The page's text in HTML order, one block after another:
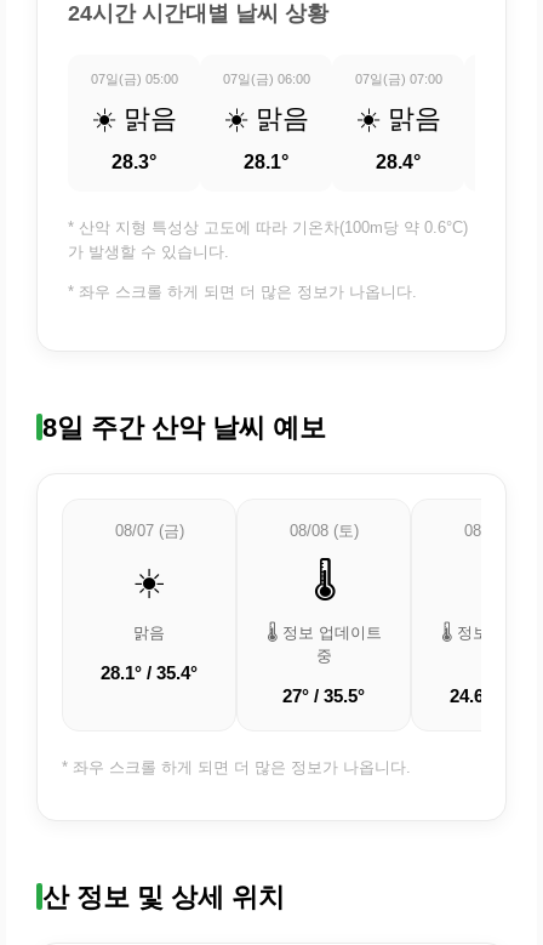
24시간 시간대별 날씨 상황
07일(금) 05:00
☀️ 맑음
28.3°
07일(금) 06:00
☀️ 맑음
28.1°
07일(금) 07:00
☀️ 맑음
28.4°
* 산악 지형 특성상 고도에 따라 기온차(100m당 약 0.6°C)
가 발생할 수 있습니다.
* 좌우 스크롤 하게 되면 더 많은 정보가 나옵니다.
8일 주간 산악 날씨 예보
08/07 (금)
☀️
맑음
28.1° / 35.4°
08/08 (토)
🌡️
🌡️ 정보 업데이트
중
27° / 35.5°
08/09 (일)
🌡️ 정보 업데이
24.6° /
* 좌우 스크롤 하게 되면 더 많은 정보가 나옵니다.
산 정보 및 상세 위치